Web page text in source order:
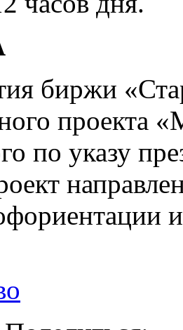
биржи
проекта
по указу